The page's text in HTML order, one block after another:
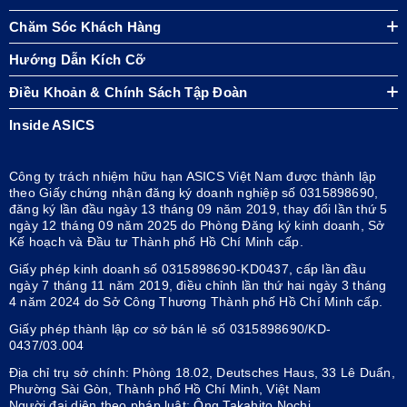
Chăm Sóc Khách Hàng
Hướng Dẫn Kích Cỡ
Điều Khoản & Chính Sách Tập Đoàn
Inside ASICS
Công ty trách nhiệm hữu hạn ASICS Việt Nam được thành lập
theo Giấy chứng nhận đăng ký doanh nghiệp số 0315898690,
đăng ký lần đầu ngày 13 tháng 09 năm 2019, thay đổi lần thứ 5
ngày 12 tháng 09 năm 2025 do Phòng Đăng ký kinh doanh, Sở
Kế hoạch và Đầu tư Thành phố Hồ Chí Minh cấp.
Giấy phép kinh doanh số 0315898690-KD0437, cấp lần đầu
ngày 7 tháng 11 năm 2019, điều chỉnh lần thứ hai ngày 3 tháng
4 năm 2024 do Sở Công Thương Thành phố Hồ Chí Minh cấp.
Giấy phép thành lập cơ sở bán lẻ số 0315898690/KD-
0437/03.004
Địa chỉ trụ sở chính: Phòng 18.02, Deutsches Haus, 33 Lê Duẩn,
Phường Sài Gòn, Thành phố Hồ Chí Minh, Việt Nam